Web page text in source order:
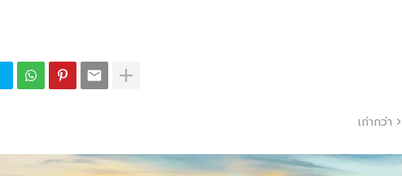
เก่ากว่า